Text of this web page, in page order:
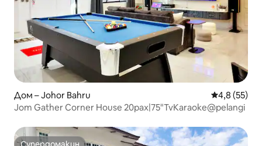
Дом – Johor Bahru Средна
4,8 (55)
Jom Gather Corner House 20pax|75"TvKaraoke@pelangi